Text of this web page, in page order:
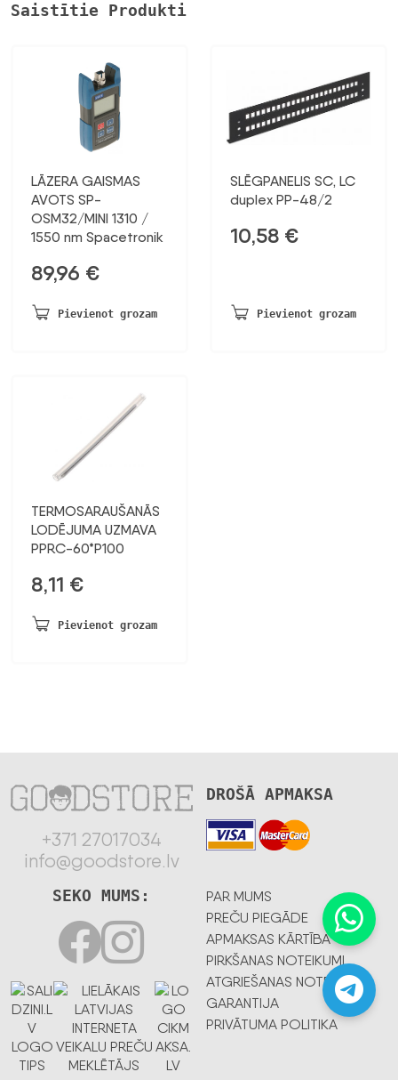
Saistītie Produkti
LĀZERA GAISMAS
AVOTS SP-
OSM32/MINI 1310 /
1550 nm Spacetronik
89,96 €
Pievienot grozam
SLĒGPANELIS SC, LC
duplex PP-48/2
10,58 €
Pievienot grozam
TERMOSARAUŠANĀS
LODĒJUMA UZMAVA
PPRC-60*P100
8,11 €
Pievienot grozam
+371 27017034
info@goodstore.lv
DROŠĀ APMAKSA
PAR MUMS
PREČU PIEGĀDE
APMAKSAS KĀRTĪBA
PIRKŠANAS NOTEIKUMI
ATGRIEŠANAS NOTEIKUMI
GARANTIJA
PRIVĀTUMA POLITIKA
SEKO MUMS: